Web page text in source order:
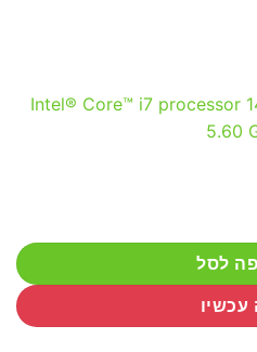
Intel® Core™ i7 processor
5.60
לסל
עכשיו